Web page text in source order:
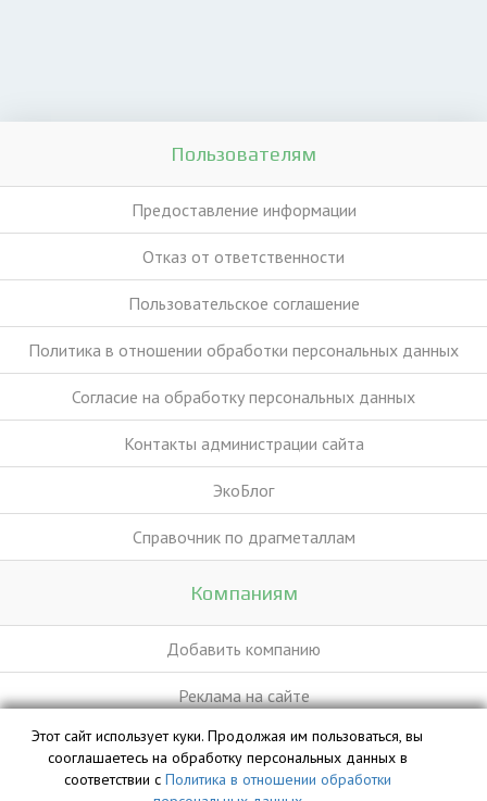
Пользователям
Предоставление информации
Отказ от ответственности
Пользовательское соглашение
Политика в отношении обработки персональных данных
Согласие на обработку персональных данных
Контакты администрации сайта
ЭкоБлог
Справочник по драгметаллам
Компаниям
Добавить компанию
Реклама на сайте
База данных сайта vyvoz.org является интеллектуальной
собственностью ООО «Профит» и охраняется законом.
Этот сайт использует куки. Продолжая им пользоваться, вы
сооглашаетесь на обработку персональных данных в
соответствии с Политика в отношении обработки